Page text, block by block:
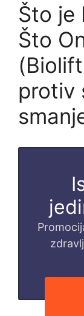
Što je
Što
protiv